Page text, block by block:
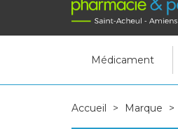
Médicament
Accueil Marque